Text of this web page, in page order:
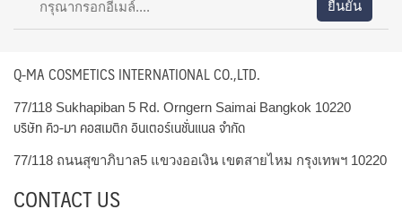
Q-MA COSMETICS INTERNATIONAL CO.,LTD.
77/118 Sukhapiban 5 Rd. Orngern Saimai Bangkok 10220
บริษัท คิว-มา คอสเมติก อินเตอร์เนชั่นแนล จำกัด
77/118 ถนนสุขาภิบาล5 แขวงออเงิน เขตสายไหม กรุงเทพฯ 10220
CONTACT US